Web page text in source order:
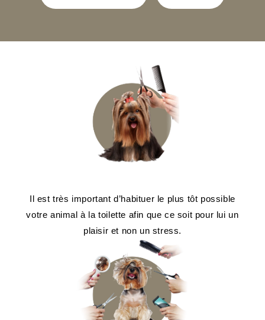
Il est très important d’habituer le plus tôt possible
votre animal à la toilette afin que ce soit pour lui un
plaisir et non un stress.